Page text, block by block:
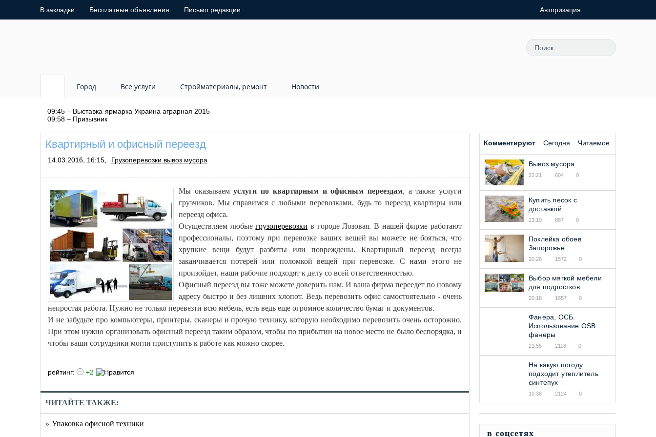
В закладки Бесплатные объявления Письмо редакции Авторизация
Город Все услуги Стройматериалы, ремонт Новости
09:45 – Выставка-ярмарка Украина аграрная 2015
09:58 – Призывник
Квартирный и офисный переезд
14.03.2016, 16:15, Грузоперевозки вывоз мусора
Мы оказываемуслуги по квартирным и офисным переездам, а также услуги
грузчиков. Мы справимся с любыми перевозками, будь то переезд квартиры или
переезд офиса.
Осуществляем любыегрузоперевозки в городе Лозовая. В нашей фирме работают
профессионалы, поэтому при перевозке ваших вещей вы можете не бояться, что
хрупкие вещи будут разбиты или повреждены. Квартирный переезд всегда
заканчивается потерей или поломкой вещей при перевозке. С нами этого не
произойдет, наши рабочие подходят к делу со всей ответственностью.
Офисный переезд вы тоже можете доверить нам. И ваша фирма переедет по новому
адресу быстро и без лишних хлопот. Ведь перевозить офис самостоятельно - очень
непростая работа. Нужно не только перевезти всю мебель, есть ведь еще огромное количество бумаг и документов.
И не забудьте про компьютеры, принтеры, сканеры и прочую технику, которую необходимо перевозить очень осторожно.
При этом нужно организовать офисный переезд таким образом, чтобы по прибытии на новое место не было беспорядка, и
чтобы ваши сотрудники могли приступить к работе как можно скорее.
рейтинг: +2
ЧИТАЙТЕ ТАКЖЕ:
» Упаковка офисной техники
Комментируют Сегодня Читаемое
Вывоз мусора
22:21 604 0
Купить песок с
доставкой
23:19 887 0
Поклейка обоев
Запорожье
20:26 1572 0
Выбор мягкой мебели
для подростков
20:18 1657 0
Фанера, ОСБ.
Использование OSB
фанеры
21:55 2118 0
На какую погоду
подходит утеплитель
синтепух
10:38 2124 0
в соцсетях